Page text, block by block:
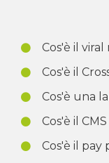
Cos'è il
Cos'è il
Cos'è una
Cos'è il CMS
Cos'è il pay